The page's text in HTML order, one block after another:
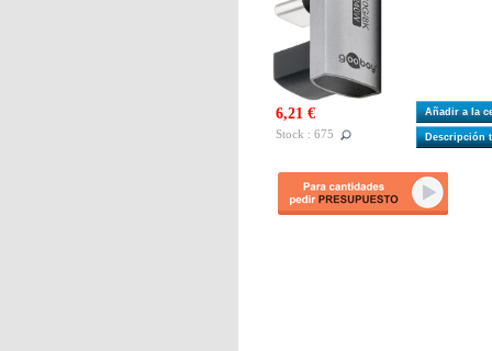
6,21 €
Stock : 675
Añadir a la
Descripción